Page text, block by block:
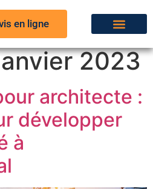
en ligne
2023
architecte :
développer
à